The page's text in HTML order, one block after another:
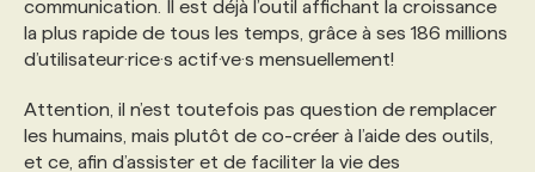
communication. Il est déjà l’outil affichant la croissance
la plus rapide de tous les temps, grâce à ses 186 millions
d’utilisateur·rice·s actif·ve·s mensuellement!
Attention, il n’est toutefois pas question de remplacer
les humains, mais plutôt de co-créer à l’aide des outils,
et ce, afin d’assister et de faciliter la vie des